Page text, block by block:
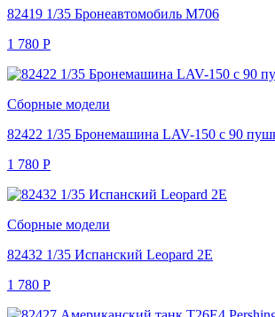
82419 1/35 Бронеавтомобиль M706
1 780 Р
Сборные модели
82422 1/35 Бронемашина LAV-150 с 90
1 780 Р
Сборные модели
82432 1/35 Испанский Leopard 2E
1 780 Р